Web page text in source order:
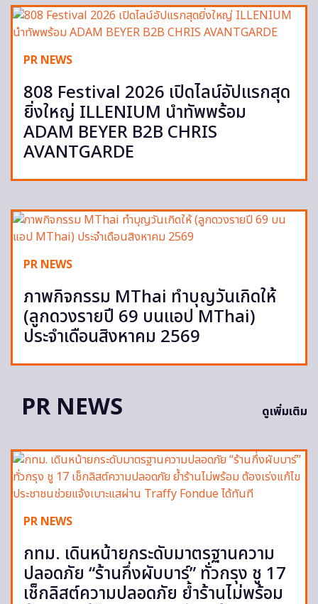
PR NEWS
808 Festival 2026 เปิดไลน์อัปแรกสุด
ยิ่งใหญ่ ILLENIUM นำทัพพร้อม
ADAM BEYER B2B CHRIS
AVANTGARDE
PR NEWS
ภาพกิจกรรม MThai ทำบุญวันเกิดให้
(ลูกดวงรายปี 69 บนแอป MThai)
ประจำเดือนสิงหาคม 2569
PR NEWS ดูเพิ่มเติม
PR NEWS
กทม. เดินหน้ายกระดับมาตรฐานความ
ปลอดภัย “ร้านกึ่งผับบาร์” ทั่วกรุง ชู 17
เช็กลิสต์ความปลอดภัย ย้ำร้านไม่พร้อม